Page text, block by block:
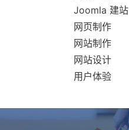
Joomla 建站
网页制作
网站制作
网站设计
用户体验